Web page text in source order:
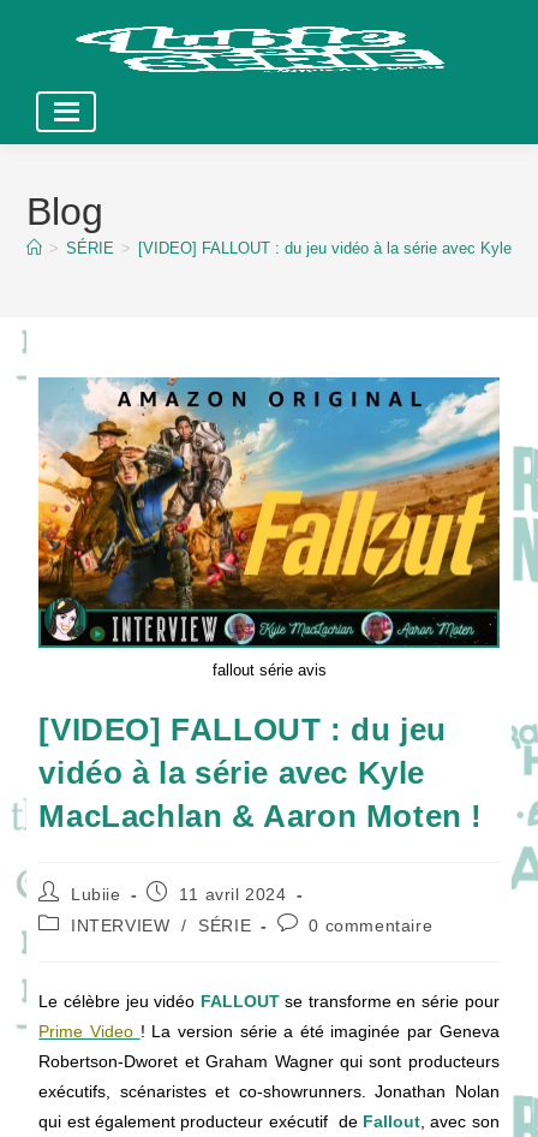
contentBlog
> SÉRIE > [VIDEO] FALLOUT : du jeu vidéo à la série avec Kyle
fallout série avis
[VIDEO] FALLOUT : du jeu
vidéo à la série avec Kyle
MacLachlan & Aaron Moten !
Auteur/autrice
de
la
Lubiie
Publication
publiée :
11 avril 2024
PostINTERVIEW / SÉRIE
Commentaires
0 commentaire
Le célèbre jeu vidéo FALLOUTse transforme en série pour
Prime Video ! La version série a été imaginée par Geneva
Robertson-Dworet et Graham Wagner qui sont producteurs
exécutifs, scénaristes et co-showrunners. Jonathan Nolan
qui est également producteur exécutif de Fallout, avec son